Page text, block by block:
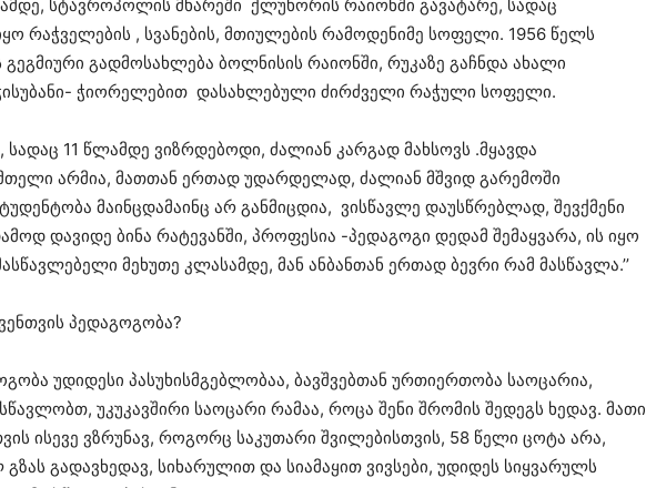
სტავროპოლის მხარეში ქლუხორის რაიონში გავატარე, სადაც
რაჭველების , სვანების, მთიულების რამოდენიმე სოფელი. 1956 წელს
გადმოსახლება ბოლნისის რაიონში, რუკაზე გაჩნდა ახალი
ჭიორელებით დასახლებული ძირძველი რაჭული სოფელი.
11 წლამდე ვიზრდებოდი, ძალიან კარგად მახსოვს .მყავდა
არმია, მათთან ერთად უდარდელად, ძალიან მშვიდ გარემოში
მაინცდამაინც არ განმიცდია, ვისწავლე დაუსწრებლად, შევქმენი
დავიდე ბინა რატევანში, პროფესია -პედაგოგი დედამ შემაყვარა, ის იყო
მეხუთე კლასამდე, მან ანბანთან ერთად ბევრი რამ მასწავლა.’’
პედაგოგობა?
უდიდესი პასუხისმგებლობაა, ბავშვებთან ურთიერთობა საოცარია,
უკუკავშირი საოცარი რამაა, როცა შენი შრომის შედეგს ხედავ. მათი
ისევე ვზრუნავ, როგორც საკუთარი შვილებისთვის, 58 წელი ცოტა არა,
გადავხედავ, სიხარულით და სიამაყით ვივსები, უდიდეს სიყვარულს